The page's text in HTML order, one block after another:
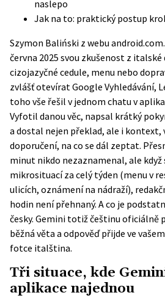
naslepo
Jak na to: praktický postup
Szymon Baliński z webu
června 2025 svou zkušenost z italské
cizojazyčné cedule, menu nebo
zvlášť otevírat Google Vyhledávání,
toho vše řešil v jednom chatu v
Vyfotil danou věc, napsal krátký
a dostal nejen překlad, ale i kontext,
doporučení, na co se dál zeptat.
minut nikdo nezaznamenal, ale když
mikrosituací za celý týden (menu v
ulicích, oznámení na nádraží),
hodin není přehnaný. A co je
česky. Gemini totiž češtinu oficiálně
běžná věta a odpověď přijde ve
fotce italština.
Tři situace, kde
aplikace najednou